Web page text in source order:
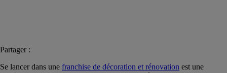
Partager :
Se lancer dans une franchise de décoration et rénovation est une